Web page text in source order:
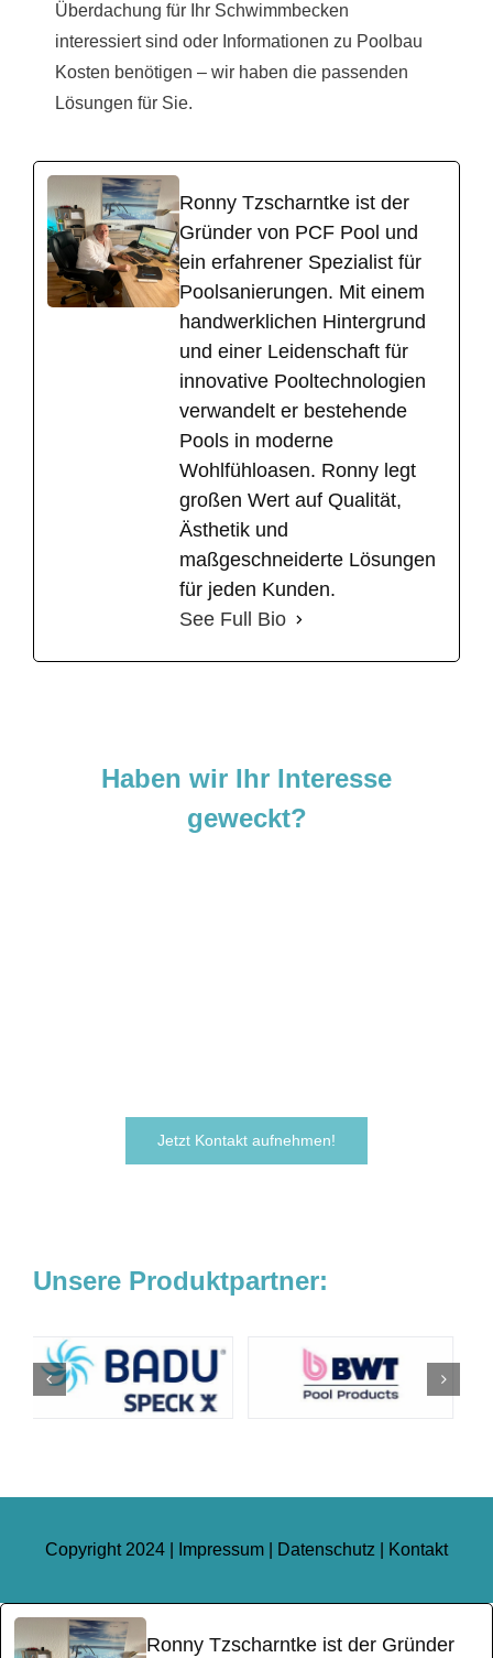
Überdachung für Ihr Schwimmbecken
interessiert sind oder Informationen zu Poolbau
Kosten benötigen – wir haben die passenden
Lösungen für Sie.
Ronny Tzscharntke ist der
Gründer von PCF Pool und
ein erfahrener Spezialist für
Poolsanierungen. Mit einem
handwerklichen Hintergrund
und einer Leidenschaft für
innovative Pooltechnologien
verwandelt er bestehende
Pools in moderne
Wohlfühloasen. Ronny legt
großen Wert auf Qualität,
Ästhetik und
maßgeschneiderte Lösungen
für jeden Kunden.
See Full Bio
Haben wir Ihr Interesse
geweckt?
Jetzt Kontakt aufnehmen!
Unsere Produktpartner:
Copyright 2024 | Impressum Datenschutz Kontakt
Ronny Tzscharntke ist der Gründer